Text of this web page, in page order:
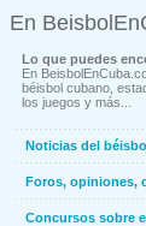
En
Lo que puedes
En
béisbol cubano,
los juegos y más...
Noticias del
Foros, opiniones,
Concursos sobre